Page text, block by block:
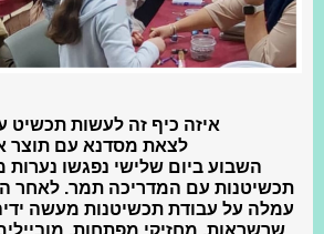
איזה כיף זה לעשות תכשיט
לצאת מסדנא עם תוצר
השבוע ביום שלישי נפגשו נערות
תכשיטנות עם המדריכה תמר. לאחר
עמלה על עבודת תכשיטנות מעשה
שרשראות, מחזיקי מפתחות,